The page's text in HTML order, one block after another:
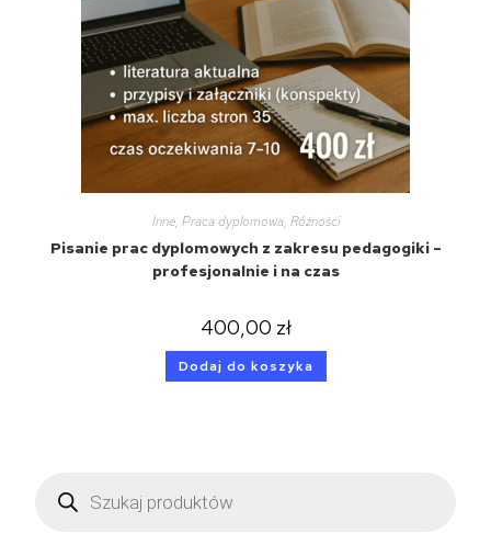
Inne, Praca dyplomowa, Różności
Pisanie prac dyplomowych z zakresu pedagogiki –
profesjonalnie i na czas
400,00 zł
Dodaj do koszyka